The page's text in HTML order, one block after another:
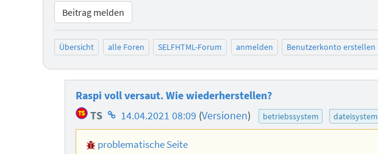
Beitrag melden
Übersicht alle Foren SELFHTML-Forum anmelden Benutzerkonto erstellen
Raspi voll versaut. Wie wiederherstellen?
TS Homepage
des
Autors
14.04.2021 08:09 (Versionen) betriebssystem dateisystem
problematische Seite